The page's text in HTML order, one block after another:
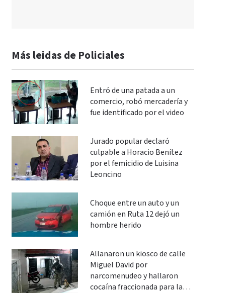
Más leidas de Policiales
Entró de una patada a un
comercio, robó mercadería y
fue identificado por el video
Jurado popular declaró
culpable a Horacio Benítez
por el femicidio de Luisina
Leoncino
Choque entre un auto y un
camión en Ruta 12 dejó un
hombre herido
Allanaron un kiosco de calle
Miguel David por
narcomenudeo y hallaron
cocaína fraccionada para la